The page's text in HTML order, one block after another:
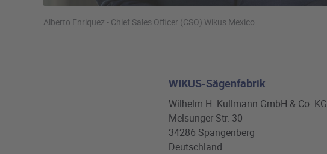
Alberto Enriquez - Chief Sales Officer (CSO) Wikus Mexico
WIKUS-Sägenfabrik
Wilhelm H. Kullmann GmbH & Co. KG
Melsunger Str. 30
34286 Spangenberg
Deutschland